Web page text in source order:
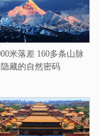
米落差 160多条山脉
藏的自然密码